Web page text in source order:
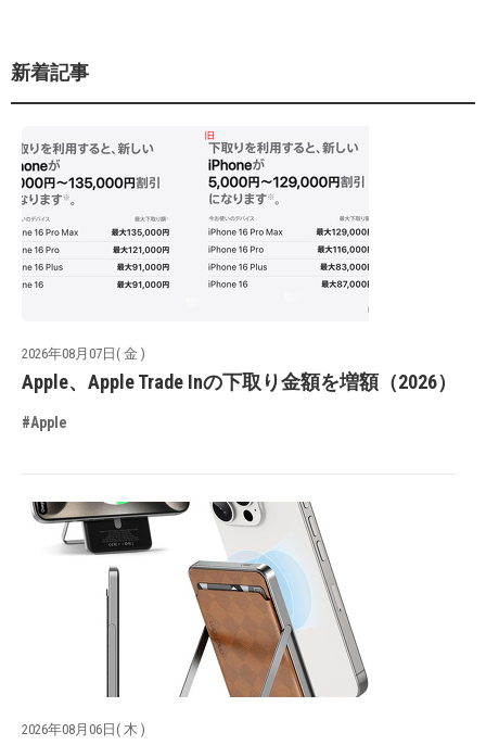
新着記事
2026年08月07日( 金 )
Apple、Apple Trade Inの下取り金額を増額（2026）
#Apple
2026年08月06日( 木 )